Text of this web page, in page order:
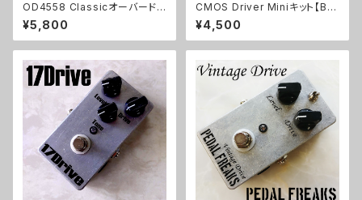
OD4558 Classicオーバードラ
イブキット【BASIC KIT】
¥5,800
CMOS Driver Miniキット【BA
SIC KIT】
¥4,500